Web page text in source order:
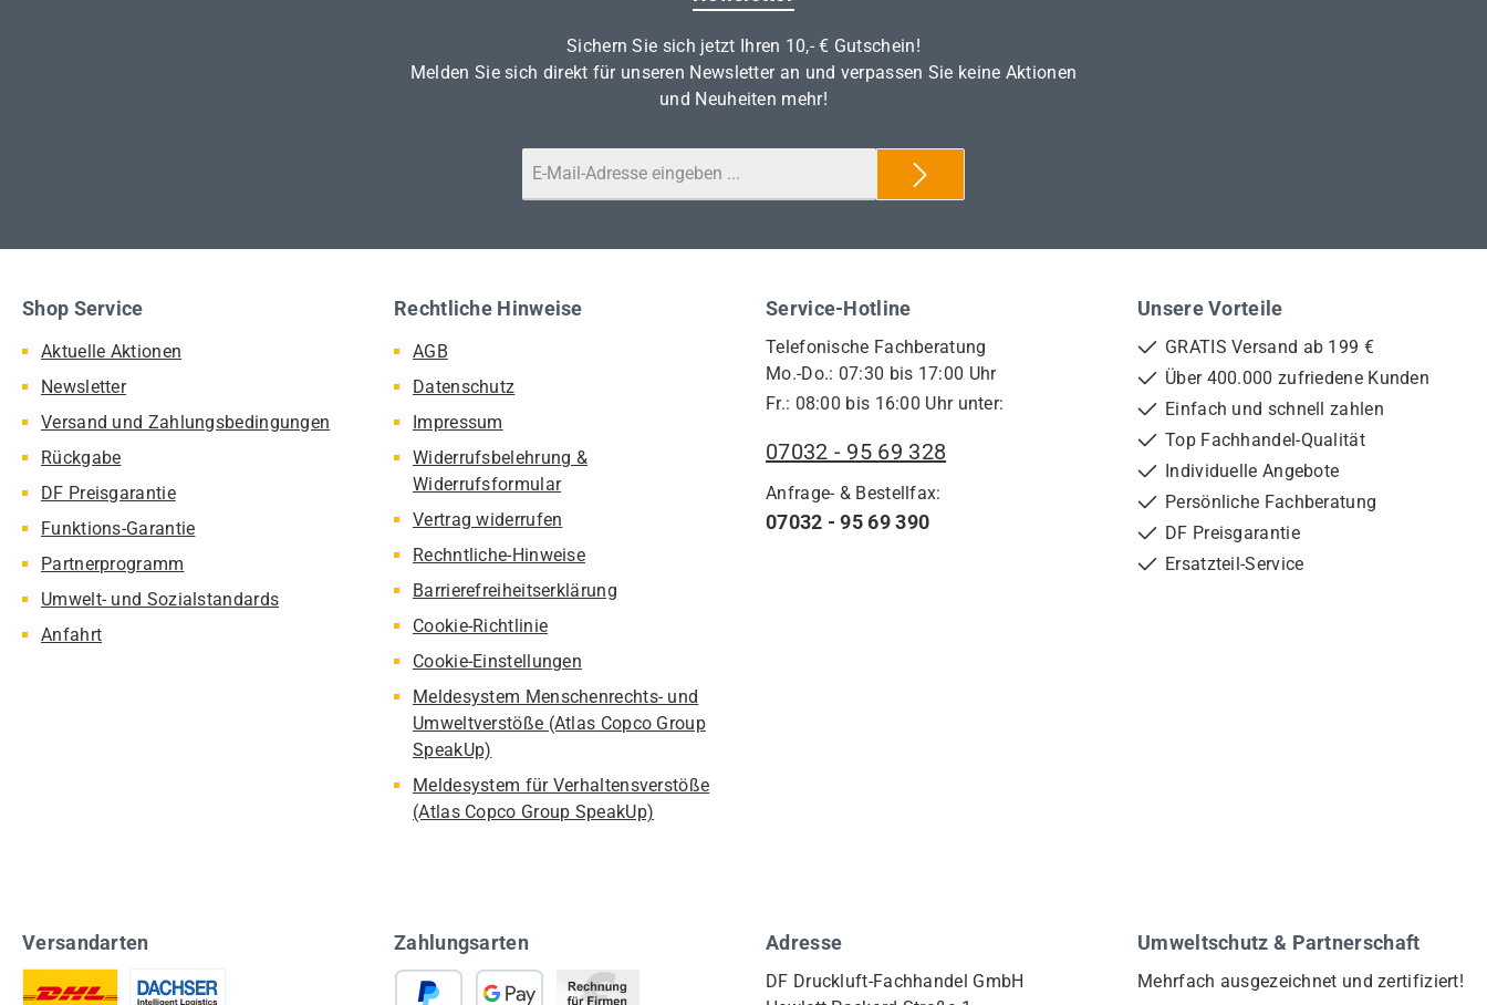
Sichern Sie sich jetzt Ihren 10,- € Gutschein!
Melden Sie sich direkt für unseren Newsletter an und verpassen Sie keine Aktionen
und Neuheiten mehr!
Service-Hotline
Telefonische Fachberatung
Mo.-Do.: 07:30 bis 17:00 Uhr
Fr.: 08:00 bis 16:00 Uhr unter:
07032 - 95 69 328
Anfrage- & Bestellfax:
07032 - 95 69 390
Shop Service
Aktuelle Aktionen
Newsletter
Versand und Zahlungsbedingungen
Rückgabe
DF Preisgarantie
Funktions-Garantie
Partnerprogramm
Umwelt- und Sozialstandards
Anfahrt
Rechtliche Hinweise
AGB
Datenschutz
Impressum
Widerrufsbelehrung &
Widerrufsformular
Vertrag widerrufen
Rechntliche-Hinweise
Barrierefreiheitserklärung
Cookie-Richtlinie
Cookie-Einstellungen
Meldesystem Menschenrechts- und
Umweltverstöße (Atlas Copco Group
SpeakUp)
Meldesystem für Verhaltensverstöße
(Atlas Copco Group SpeakUp)
Unsere Vorteile
GRATIS Versand ab 199 €
Über 400.000 zufriedene Kunden
Einfach und schnell zahlen
Top Fachhandel-Qualität
Individuelle Angebote
Persönliche Fachberatung
DF Preisgarantie
Ersatzteil-Service
Versandarten Zahlungsarten Adresse
DF Druckluft-Fachhandel GmbH
Umweltschutz & Partnerschaft
Mehrfach ausgezeichnet und zertifiziert!